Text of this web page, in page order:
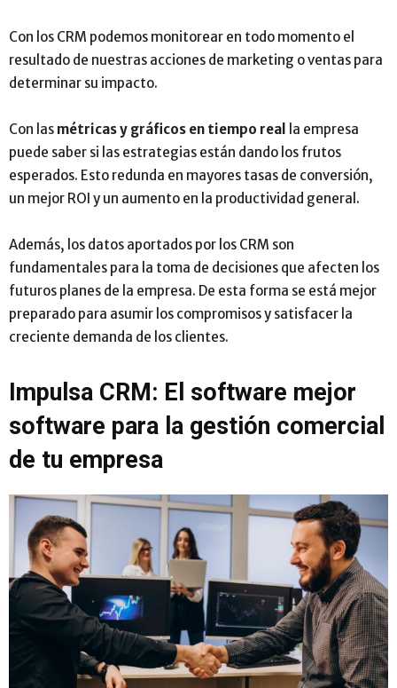
Con los CRM podemos monitorear en todo momento el
resultado de nuestras acciones de marketing o ventas para
determinar su impacto.
Con las métricas y gráficos en tiempo real
la empresa
puede saber si las estrategias están dando los frutos
esperados. Esto redunda en mayores tasas de conversión,
un mejor ROI y un aumento en la productividad general.
Además, los datos aportados por los CRM son
fundamentales para la toma de decisiones que afecten los
futuros planes de la empresa. De esta forma se está mejor
preparado para asumir los compromisos y satisfacer la
creciente demanda de los clientes.
Impulsa CRM: El software mejor
software para la gestión comercial
de tu empresa